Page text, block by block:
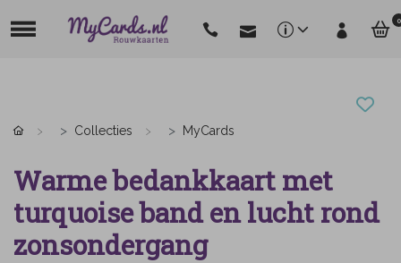
0
Collecties MyCards
Warme bedankkaart met
turquoise band en lucht rond
zonsondergang